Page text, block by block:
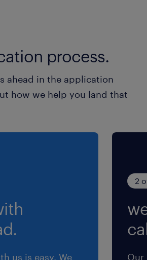
多め)
7時間40分・休憩80分）
～10:10／12:00～13:00／
計60分）
process.
ahead in the application
how we help you land that
us is easy. We
2
Our